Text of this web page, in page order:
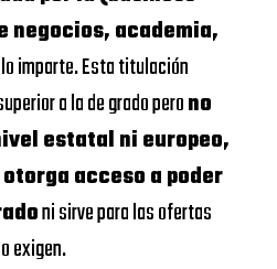
negocios, academia,
imparte. Esta titulación
a la de grado perono
estatal ni europeo,
acceso a poder
ni sirve para las ofertas
exigen.